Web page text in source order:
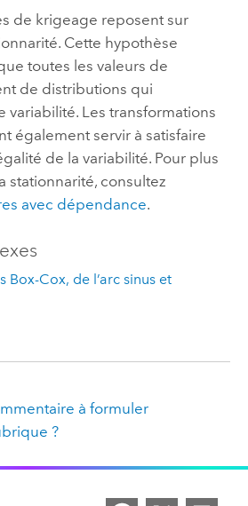
de krigeage reposent sur
Cette hypothèse
toutes les valeurs de
de distributions qui
variabilité. Les transformations
également servir à satisfaire
de la variabilité. Pour plus
stationnarité, consultez
avec dépendance.
Box-Cox, de l’arc sinus et
à formuler
?